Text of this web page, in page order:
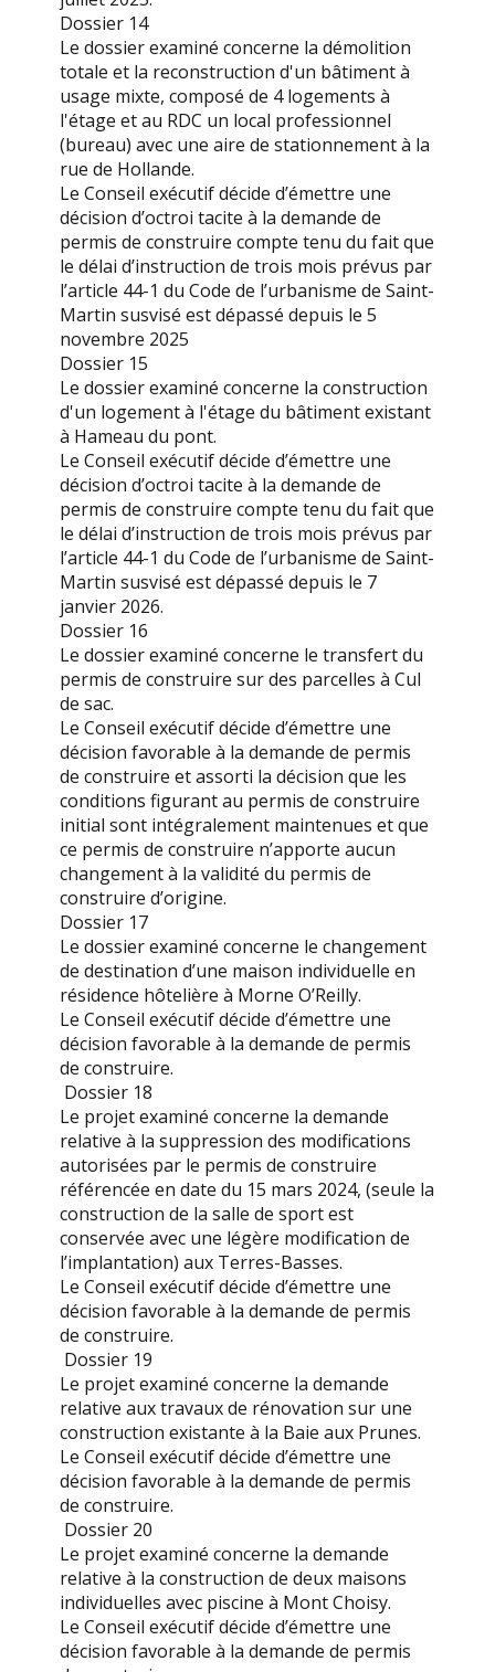
Dossier 14
Le dossier examiné concerne la démolition
totale et la reconstruction d'un bâtiment à
usage mixte, composé de 4 logements à
l'étage et au RDC un local professionnel
(bureau) avec une aire de stationnement à la
rue de Hollande.
Le Conseil exécutif décide d’émettre une
décision d’octroi tacite à la demande de
permis de construire compte tenu du fait que
le délai d’instruction de trois mois prévus par
l’article 44-1 du Code de l’urbanisme de Saint-
Martin susvisé est dépassé depuis le 5
novembre 2025
Dossier 15
Le dossier examiné concerne la construction
d'un logement à l'étage du bâtiment existant
à Hameau du pont.
Le Conseil exécutif décide d’émettre une
décision d’octroi tacite à la demande de
permis de construire compte tenu du fait que
le délai d’instruction de trois mois prévus par
l’article 44-1 du Code de l’urbanisme de Saint-
Martin susvisé est dépassé depuis le 7
janvier 2026.
Dossier 16
Le dossier examiné concerne le transfert du
permis de construire sur des parcelles à Cul
de sac.
Le Conseil exécutif décide d’émettre une
décision favorable à la demande de permis
de construire et assorti la décision que les
conditions figurant au permis de construire
initial sont intégralement maintenues et que
ce permis de construire n’apporte aucun
changement à la validité du permis de
construire d’origine.
Dossier 17
Le dossier examiné concerne le changement
de destination d’une maison individuelle en
résidence hôtelière à Morne O’Reilly.
Le Conseil exécutif décide d’émettre une
décision favorable à la demande de permis
de construire.
Dossier 18
Le projet examiné concerne la demande
relative à la suppression des modifications
autorisées par le permis de construire
référencée en date du 15 mars 2024, (seule la
construction de la salle de sport est
conservée avec une légère modification de
l’implantation) aux Terres-Basses.
Le Conseil exécutif décide d’émettre une
décision favorable à la demande de permis
de construire.
Dossier 19
Le projet examiné concerne la demande
relative aux travaux de rénovation sur une
construction existante à la Baie aux Prunes.
Le Conseil exécutif décide d’émettre une
décision favorable à la demande de permis
de construire.
Dossier 20
Le projet examiné concerne la demande
relative à la construction de deux maisons
individuelles avec piscine à Mont Choisy.
Le Conseil exécutif décide d’émettre une
décision favorable à la demande de permis